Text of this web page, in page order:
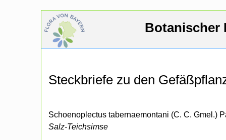
Botanischer
Steckbriefe zu den
Schoenoplectus tabernaemontani (C. C. Gmel.)
Salz-Teichsimse